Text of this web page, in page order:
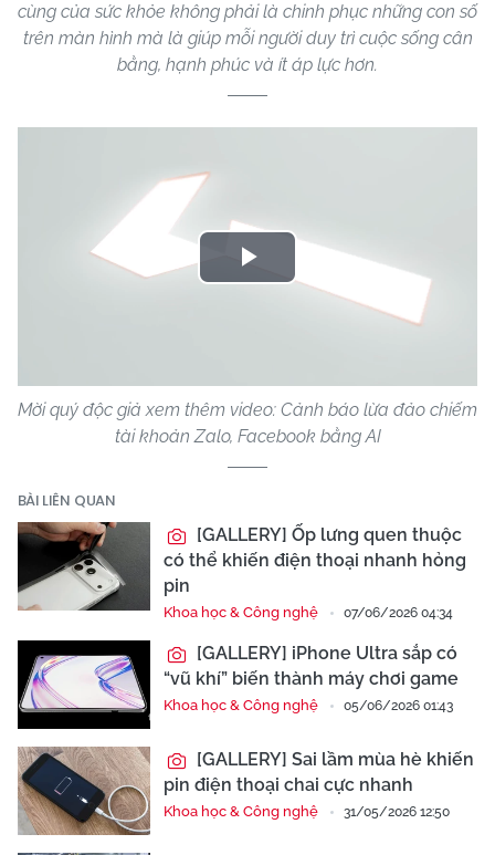
cùng của sức khỏe không phải là chinh phục những con số
trên màn hình mà là giúp mỗi người duy trì cuộc sống cân
bằng, hạnh phúc và ít áp lực hơn.
Play
Mời quý độc giả xem thêm video: Cảnh báo lừa đảo chiếm
tài khoản Zalo, Facebook bằng AI
BÀI LIÊN QUAN
[GALLERY] Ốp lưng quen thuộc
có thể khiến điện thoại nhanh hỏng
pin
Khoa học & Công nghệ 07/06/2026 04:34
[GALLERY] iPhone Ultra sắp có
“vũ khí” biến thành máy chơi game
Khoa học & Công nghệ 05/06/2026 01:43
[GALLERY] Sai lầm mùa hè khiến
pin điện thoại chai cực nhanh
Khoa học & Công nghệ 31/05/2026 12:50